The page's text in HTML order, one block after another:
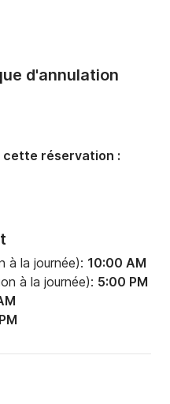
à la journée): 10:00 AM
à la journée): 5:00 PM
d'annulation
réservation :